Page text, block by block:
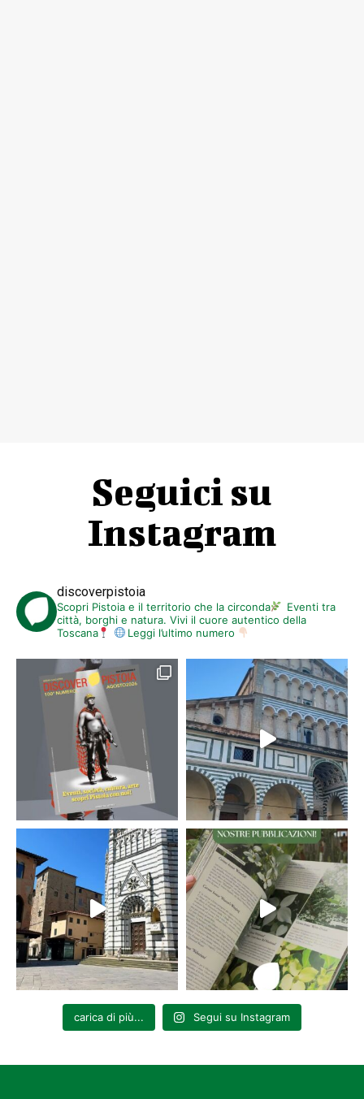
Seguici su
Instagram
discoverpistoia
Scopri Pistoia e il territorio che la circonda
Eventi tra
città, borghi e natura. Vivi il cuore autentico della
Toscana
Leggi l’ultimo numero
carica di più... Segui su Instagram